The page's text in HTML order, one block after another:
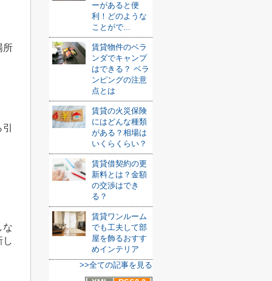
所
な
し
ーがあると便
利！どのような
ことがで...
賃貸物件のベラ
ンダでキャンプ
はできる？ ベラ
ンピングの注意
点とは
賃貸の火災保険
にはどんな種類
がある？相場は
いくらくらい？
賃貸借契約の更
新料とは？金額
の交渉はでき
る？
賃貸ワンルーム
でも工夫して部
屋を飾るおすす
めインテリア
>>全ての記事を見る